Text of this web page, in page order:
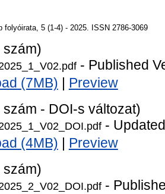
folyóirata, 5 (1-4) - 2025. ISSN 2786-3069
szám)
- Published
(7MB)
Preview
szám - DOI-s változat)
-
(4MB)
Preview
szám)
-